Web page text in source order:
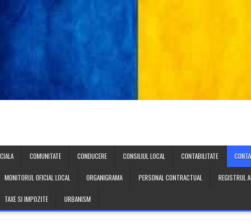
COMUNITATE CONDUCERE CONSILIUL LOCAL CONTABILITATE
MONITORUL OFICIAL LOCAL ORGANIGRAMA PERSONAL CONTRACTUAL REGISTRUL
TAXE SI IMPOZITE URBANISM